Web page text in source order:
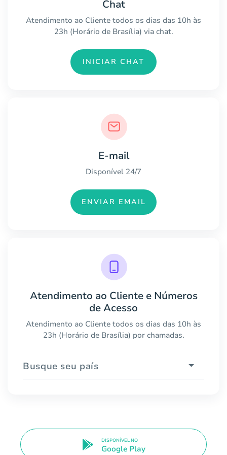
Chat
Atendimento ao Cliente todos os dias das 10h às
23h (Horário de Brasília) via chat.
INICIAR CHAT
E-mail
Disponível 24/7
ENVIAR EMAIL
Atendimento ao Cliente e Números
de Acesso
Atendimento ao Cliente todos os dias das 10h às
23h (Horário de Brasília) por chamadas.
Busque seu país
DISPONÍVEL NO
Google Play